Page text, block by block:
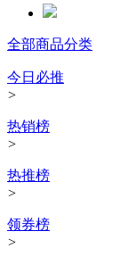
全部商品分类
今日必推
>
热销榜
>
热推榜
>
领券榜
>